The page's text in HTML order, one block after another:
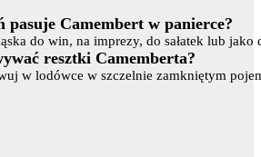
pasuje Camembert w panierce?
do win, na imprezy, do sałatek lub
resztki Camemberta?
w lodówce w szczelnie zamkniętym